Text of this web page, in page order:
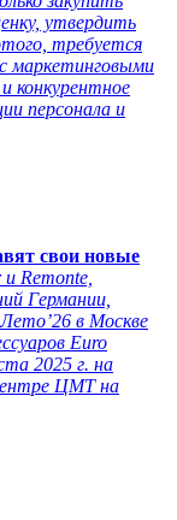
утвердить
требуется
маркетинговыми
конкурентное
персонала и
свои новые
Remonte,
Германии,
в Москве
Euro
2025 г. на
ЦМТ на